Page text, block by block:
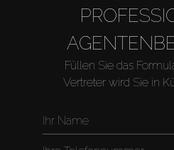
Verkaufen
Off-Plan
Füllen Sie das
Vertreter wird Sie in